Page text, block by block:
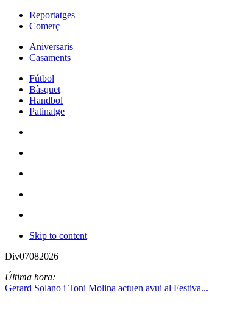
Reportatges
Comerç
Aniversaris
Casaments
Fútbol
Bàsquet
Handbol
Patinatge
Skip to content
Div07082026
Última hora:
Gerard Solano i Toni Molina actuen avui al Festiva...